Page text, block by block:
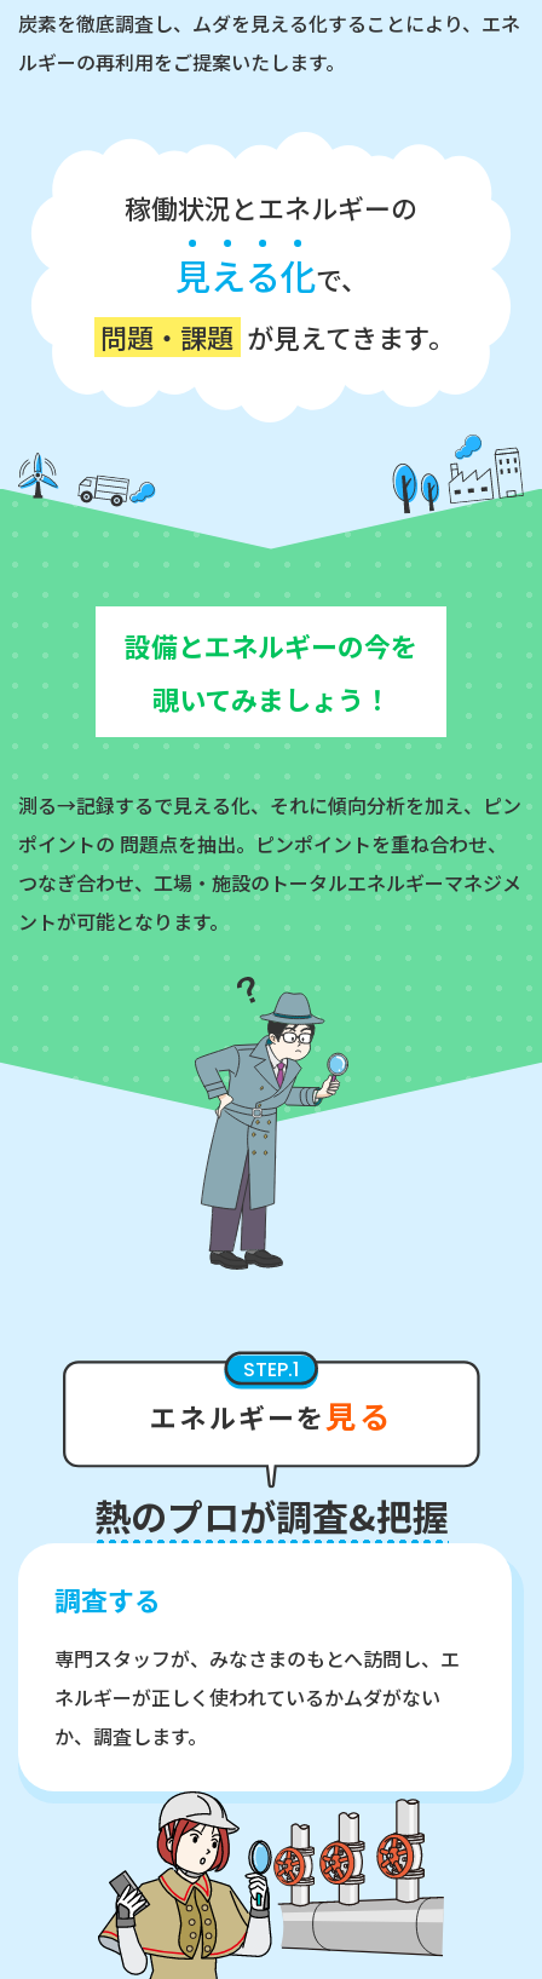
炭素を徹底調査し、 ムダを見える化することにより、エネ
ルギーの再利用をご提案いたします。
稼働状況とエネルギーの
見える化で、
問題・課題 が見えてきます。
設備とエネルギーの今を
覗いてみま しょ う ！
測る→記録するで見える化、それに傾向分析を加え、ピン
ポイントの 問題点を抽出。ピンポイントを重ね合わせ、
つなぎ合わせ、工場・施設のトータルエネルギーマネジメ
ントが可能となります。
STEP.1
エネルギーを 見る
熱のプロが調査&把握
調査する
専門スタッフが、みなさまのもとへ訪問し、エ
ネルギーが正しく使われているかムダがない
か、調査します。